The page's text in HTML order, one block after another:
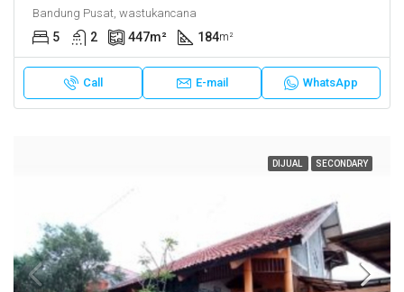
Bandung Pusat, wastukancana
5 2 447m² 184m²
Call E-mail WhatsApp
DIJUAL SECONDARY